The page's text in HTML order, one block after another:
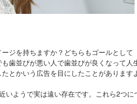
ジを持ちますか？どちらもゴールとして
歯並びが悪い人で歯並びが良くなって人
とかいう広告を目にしたことがあります
ようで実は遠い存在です。これら2つに